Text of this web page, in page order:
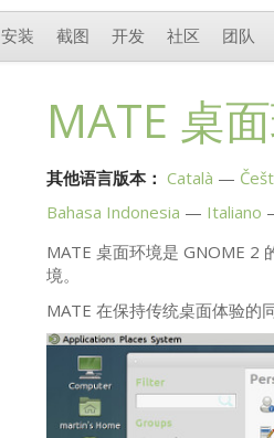
安装 截图 开发 社区 团队
MATE 桌
其他语言版本： Català
Bahasa Indonesia
Italiano
MATE 桌面环境是 GNOME 2
境。
MATE 在保持传统桌面体验的